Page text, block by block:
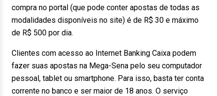
compra no portal (que pode conter apostas de todas as
modalidades disponíveis no site) é de R$ 30 e máximo
de R$ 500 por dia.
Clientes com acesso ao Internet Banking Caixa podem
fazer suas apostas na Mega-Sena pelo seu computador
pessoal, tablet ou smartphone. Para isso, basta ter conta
corrente no banco e ser maior de 18 anos. O serviço